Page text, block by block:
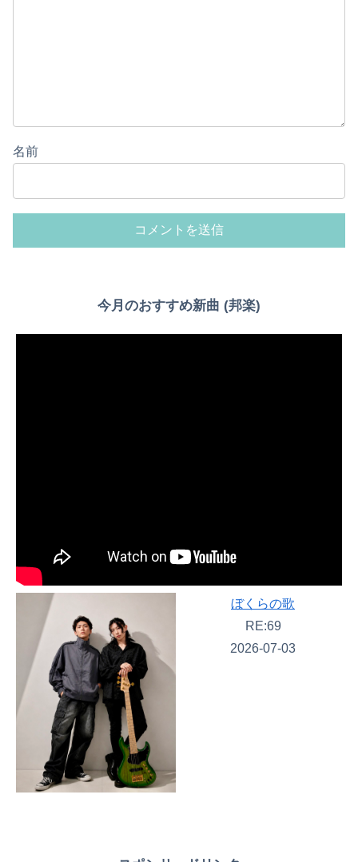
名前
今月のおすすめ新曲 (邦楽)
ぼくらの歌
RE:69
2026-07-03